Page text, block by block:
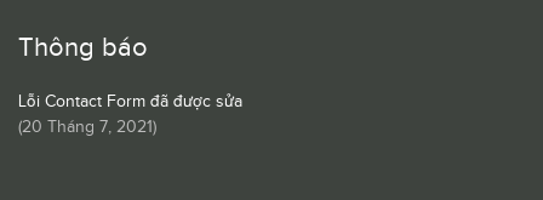
Thông báo
Lỗi Contact Form đã được sửa
(20 Tháng 7, 2021)